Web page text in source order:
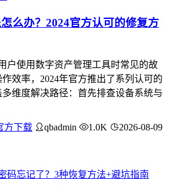
么办？2024官方认可的修复方
户使用数字资产管理工具时常见的故
效率，2024年官方推出了系列认可的
维度解决路径：首先排查设备系统与
方下载 qbadmin 1.0K 2026-08-09